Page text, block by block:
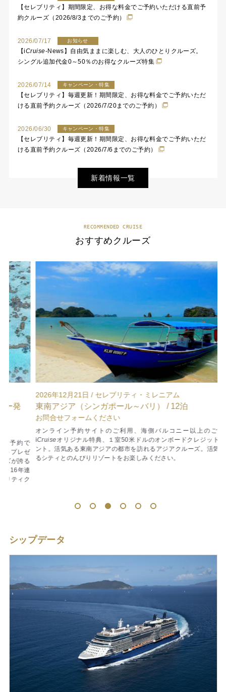
【セレブリティ】期間限定、お得な料金でご予約いただける直前予
約クルーズ（2026/8/3までのご予約）
2026/07/17 お知らせ
【iCruise-News】自由気ままに楽しむ、大人のひとりクルーズ。
シングル追加代金0～50％のお得なクルーズ特集
2026/07/14 キャンペーン・特集
【セレブリティ】毎週更新！期間限定、お得な料金でご予約いただ
ける直前予約クルーズ（2026/7/20までのご予約）
2026/06/30 キャンペーン・特集
【セレブリティ】毎週更新！期間限定、お得な料金でご予約いただ
ける直前予約クルーズ（2026/7/6までのご予約）
新着情報一覧
RECOMMENDED CRUISE
おすすめクルーズ
2026年12月21日 / セレブリティ・ミレニアム
東南アジア（シンガポール～バリ） / 12泊
お問合せフォームください
オンライン予約サイトのご利用、海側バルコニー以上のご予約で
iCruise
オリジナル特典、１室50米ドルのオンボードクレジットプレゼ
ント。活気ある東南アジアの都市を訪れるアジアクルーズ。活気あふれ
るシティとのんびりリゾートをお楽しみください。
1 2 3 4 5 6
シップデータ